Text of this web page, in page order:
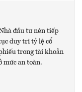
đầu tư nên tiếp
duy trì tỷ lệ cổ
trong tài khoản
mức an toàn.